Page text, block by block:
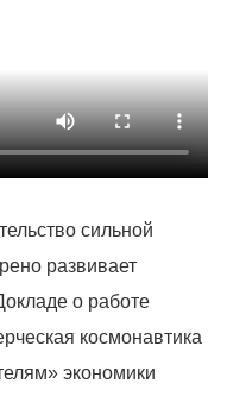
сильной
развивает
о работе
космонавтика
экономики